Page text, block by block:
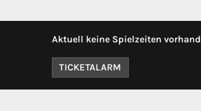
Aktuell keine Spielzeiten
TICKETALARM